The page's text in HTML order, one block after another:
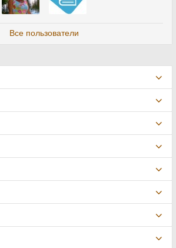
Все пользователи